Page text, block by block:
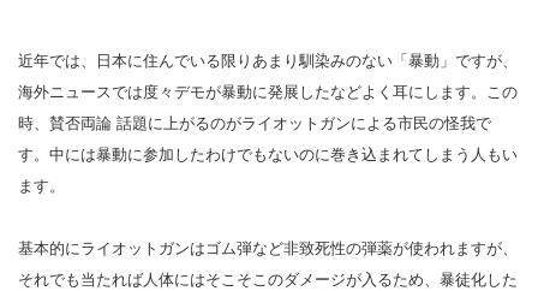
近年では、日本に住んでいる限りあまり馴染みのない「暴動」ですが、
海外ニュースでは度々デモが暴動に発展したなどよく耳にします。この
時、賛否両論 話題に上がるのがライオットガンによる市民の怪我で
す。中には暴動に参加したわけでもないのに巻き込まれてしまう人もい
ます。
基本的にライオットガンはゴム弾など非致死性の弾薬が使われますが、
それでも当たれば人体にはそこそこのダメージが入るため、暴徒化した